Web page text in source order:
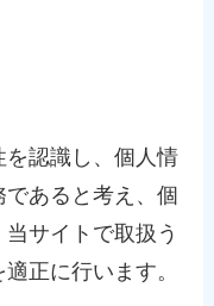
認識し、個人情
あると考え、個
サイトで取扱う
正に行います。